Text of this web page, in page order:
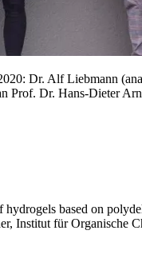
Dr. Alf Liebmann
Prof. Dr. Hans-Dieter
based on
Institut für Organische